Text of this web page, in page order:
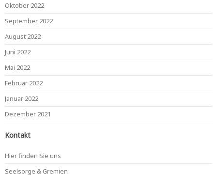
Oktober 2022
September 2022
August 2022
Juni 2022
Mai 2022
Februar 2022
Januar 2022
Dezember 2021
Kontakt
Hier finden Sie uns
Seelsorge & Gremien